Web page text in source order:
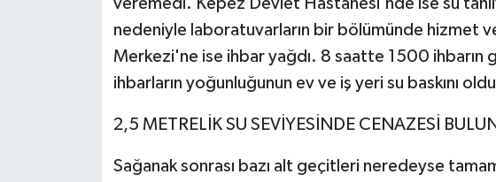
nedeniyle laboratuvarların bir bölümünde hizmet
Merkezi'ne ise ihbar yağdı. 8 saatte 1500 ihbarın
ihbarların yoğunluğunun ev ve iş yeri su baskını
2,5 METRELİK SU SEVİYESİNDE CENAZESİ
Sağanak sonrası bazı alt geçitleri neredeyse